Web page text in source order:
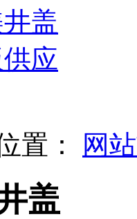
盖
应
置：
网
盖